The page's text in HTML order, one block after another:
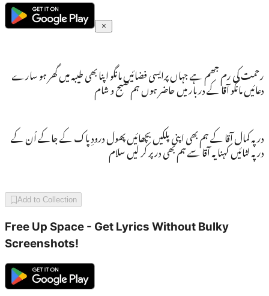
رحمت کی رم جھم ہے جہاں پرایسی فضائیں مانگو اپنا بھی طیبہ میں گھر ہو سارے
دعائیں مانگو آقا کے دربار میں حاضر ہوں ہم صبح و شام
در پہ کمال آقا کے ہم بھی اپنی پلکیں بچھائیں پھول درودِ پاک کے جاکے اُن کے
در پہ لٹائیں کہنا یہ آقا سے ہم بھی در پر کر لیں سلام
Add to Collection
Free Up Space - Get Lyrics Without Bulky
Screenshots!